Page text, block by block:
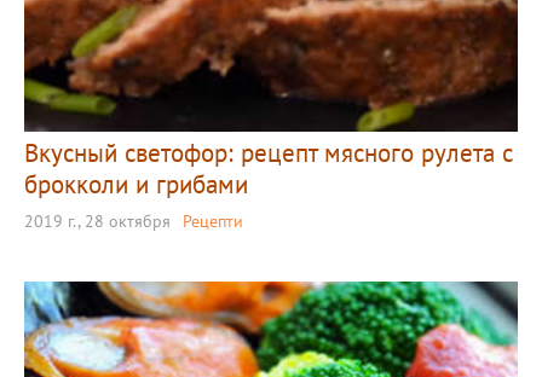
Вкусный светофор: рецепт мясного рулета с
брокколи и грибами
2019 г., 28 октября Рецепти